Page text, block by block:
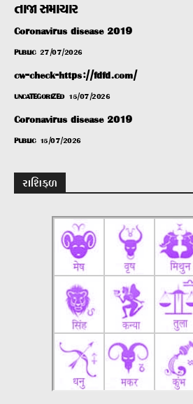
તાજા સમાચાર
Coronavirus disease 2019
PUBLIC 27/07/2026
cw-check-https://fdfd.com/
UNCATEGORIZED 15/07/2026
Coronavirus disease 2019
PUBLIC 15/07/2026
રાશિફળ